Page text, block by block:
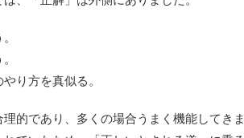
り方を真似る。
理的であり、多くの場合うまく機能してき